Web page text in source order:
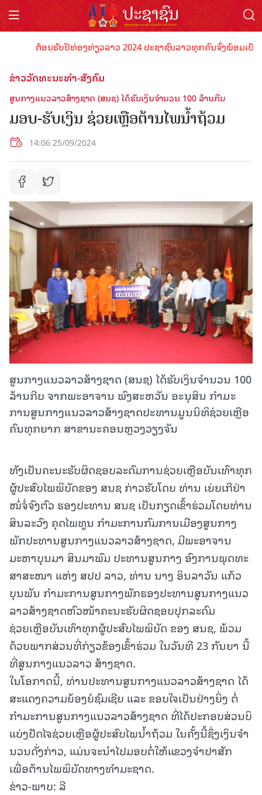
ຕ້ອນຮັບປີທ່ອງທ່ຽວລາວ 2024 ປະຊາຊົນລາວທຸກຄົນຈົ່ງພ້ອມເປັນ
ຂ່າວວັດທະນະທຳ-ສັງຄົມ
ສູນກາງແນວລາວສ້າງຊາດ (ສນຊ) ໄດ້ຮັບເງິນຈຳນວນ 100 ລ້ານກີບ
ມອບ-ຮັບເງິນ ຊ່ວຍເຫຼືອຕ້ານໄພນໍ້າຖ້ວມ
14:06 25/09/2024
ສູນກາງແນວລາວສ້າງຊາດ (ສນຊ) ໄດ້ຮັບເງິນຈຳນວນ 100
ລ້ານກີບ ຈາກພະອາຈານ ພົງສະຫວັນ ອະນຸສິນ ກໍາມະ
ການສູນກາງແນວລາວສ້າງຊາດປະທານມູນນິທິຊ່ວຍເຫຼືອ
ຄົນທຸກຍາກ ສາຂານະຄອນຫຼວງວຽງຈັນ
ທັງເປັນຄະນະຮັບຜິດຊອບລະດົມການຊ່ວຍເຫຼືອບັນເທົາທຸກ
ຜູ້ປະສົບໄພພິບັດຂອງ ສນຊ ກ່າວຮັບໂດຍ ທ່ານ ເຍ່ຍເກີຢ່າ
ໜໍ່ຈໍ່ຈົງຕົວ ຮອງປະທານ ສນຊ ເປັນກຽດເຂົ້າຮ່ວມໂດຍທ່ານ
ສິນລະວົງ ຄຸດໄພທູນ ກຳມະການກົມການເມືອງສູນກາງ
ພັກປະທານສູນກາງແນວລາວສ້າງຊາດ, ມີພະອາຈານ
ມະຫາບຸນມາ ສິນມາພົມ ປະທານສູນກາງ ອົງການພຸດທະ
ສາສະໜາ ແຫ່ງ ສປປ ລາວ, ທ່ານ ນາງ ອິນລາວັນ ແກ້ວ
ບຸນພັນ ກຳມະການສູນກາງພັກຮອງປະທານສູນກາງແນວ
ລາວສ້າງຊາດຫົວໜ້າຄະນະຮັບຜິດຊອບປຸກລະດົມ
ຊ່ວຍເຫຼືອບັນເທົາທຸກຜູ້ປະສົບໄພພິບັດ ຂອງ ສນຊ, ພ້ວມ
ດ້ວຍພາກສ່ວນທີ່ກ່ຽວຂ້ອງເຂົ້າຮ່ວມ ໃນວັນທີ 23 ກັນຍາ ນີ້
ທີ່ສູນກາງແນວລາວ ສ້າງຊາດ.
ໃນໂອກາດນີ້, ທ່ານປະທານສູນກາງແນວລາວສ້າງຊາດ ໄດ້
ສະແດງຄວາມຍ້ອງຍໍຊົມເຊີຍ ແລະ ຂອບໃຈເປັນຢ່າງຍິ່ງ ຕໍ່
ກຳມະການສູນກາງແນວລາວສ້າງຊາດ ທີ່ໄດ້ປະກອບສ່ວນບິ
ແບ່ງປັດໄຈຊ່ວຍເຫຼືອຜູ້ປະສົບໄພນໍ້າຖ້ວມ ໃນຄັ້ງນີ້ຊຶ່ງເງິນຈໍາ
ນວນດັ່ງກ່າວ, ແມ່ນຈະນຳໄປມອບຕໍ່ໃຫ້ແຂວງຈໍາປາສັກ
ເພື່ອຕ້ານໄພພິບັດທາງທຳມະຊາດ.
ຂ່າວ-ພາບ: ລີ